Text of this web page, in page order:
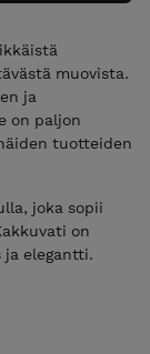
muovista.
ja
on paljon
tuotteiden
joka sopii
on
elegantti.